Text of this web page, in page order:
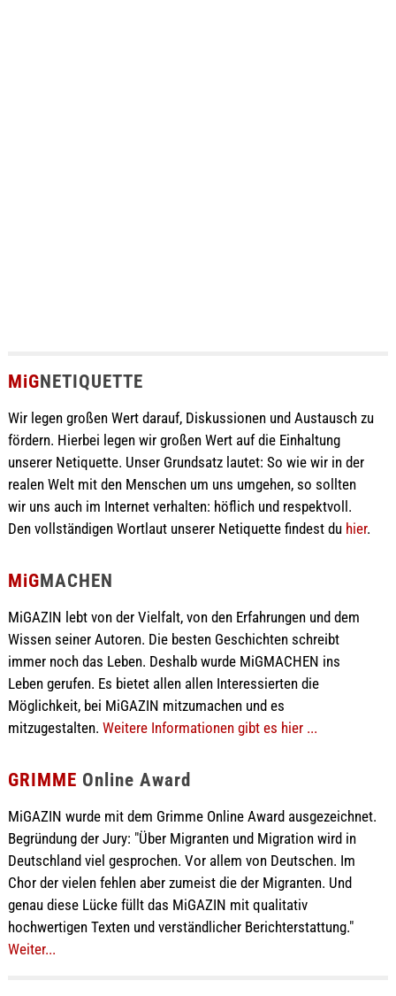
MiGNETIQUETTE
Wir legen großen Wert darauf, Diskussionen und Austausch zu
fördern. Hierbei legen wir großen Wert auf die Einhaltung
unserer Netiquette. Unser Grundsatz lautet: So wie wir in der
realen Welt mit den Menschen um uns umgehen, so sollten
wir uns auch im Internet verhalten: höflich und respektvoll.
Den vollständigen Wortlaut unserer Netiquette findest du hier.
MiGMACHEN
MiGAZIN lebt von der Vielfalt, von den Erfahrungen und dem
Wissen seiner Autoren. Die besten Geschichten schreibt
immer noch das Leben. Deshalb wurde MiGMACHEN ins
Leben gerufen. Es bietet allen allen Interessierten die
Möglichkeit, bei MiGAZIN mitzumachen und es
mitzugestalten. Weitere Informationen gibt es hier ...
GRIMME Online Award
MiGAZIN wurde mit dem Grimme Online Award ausgezeichnet.
Begründung der Jury: "Über Migranten und Migration wird in
Deutschland viel gesprochen. Vor allem von Deutschen. Im
Chor der vielen fehlen aber zumeist die der Migranten. Und
genau diese Lücke füllt das MiGAZIN mit qualitativ
hochwertigen Texten und verständlicher Berichterstattung."
Weiter...